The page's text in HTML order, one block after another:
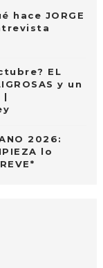
hace JORGE
EL
y un
|
2026:
lo